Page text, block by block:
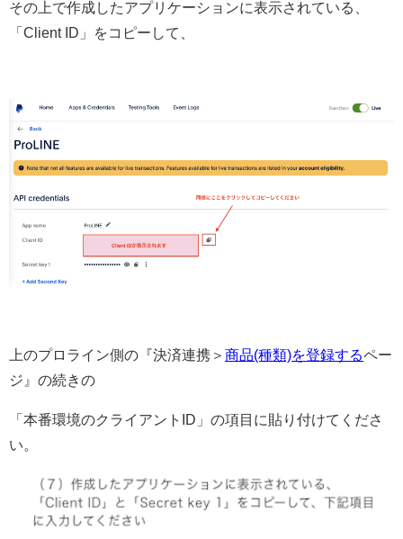
その上で作成したアプリケーションに表示されている、
「Client ID」をコピーして、
上のプロライン側の『決済連携＞ 商品(種類)を登録するペー
ジ』の続きの
「本番環境のクライアントID」の項目に貼り付けてくださ
い。